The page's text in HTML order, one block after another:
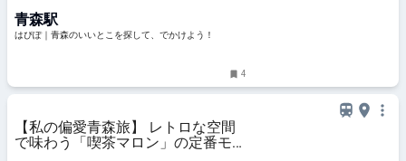
青森駅
はぴぽ｜青森のいいとこを探して、でかけよう！
4
【私の偏愛青森旅】 レトロな空間
で味わう「喫茶マロン」の定番モー